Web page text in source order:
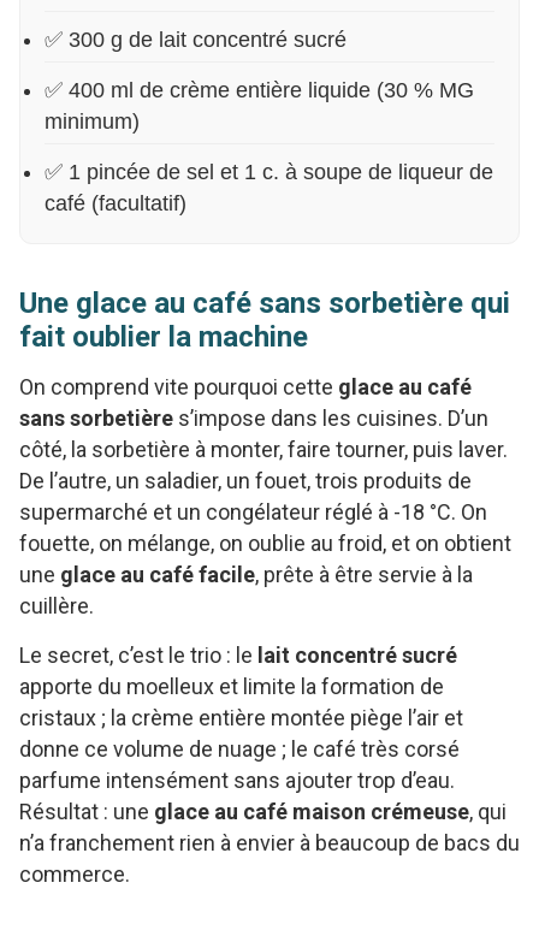
✅ 300 g de lait concentré sucré
✅ 400 ml de crème entière liquide (30 % MG
minimum)
✅ 1 pincée de sel et 1 c. à soupe de liqueur de
café (facultatif)
Une glace au café sans sorbetière qui
fait oublier la machine
On comprend vite pourquoi cette glace au café
sans sorbetière s’impose dans les cuisines. D’un
côté, la sorbetière à monter, faire tourner, puis laver.
De l’autre, un saladier, un fouet, trois produits de
supermarché et un congélateur réglé à -18 °C. On
fouette, on mélange, on oublie au froid, et on obtient
une glace au café facile, prête à être servie à la
cuillère.
Le secret, c’est le trio : le lait concentré sucré
apporte du moelleux et limite la formation de
cristaux ; la crème entière montée piège l’air et
donne ce volume de nuage ; le café très corsé
parfume intensément sans ajouter trop d’eau.
Résultat : une glace au café maison crémeuse, qui
n’a franchement rien à envier à beaucoup de bacs du
commerce.